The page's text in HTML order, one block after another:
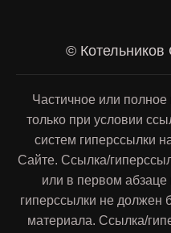
©
Частичное или
только при условии
систем гиперссылки
Сайте. Ссылка/
или в первом
гиперссылки не должен
материала. Ссылка/